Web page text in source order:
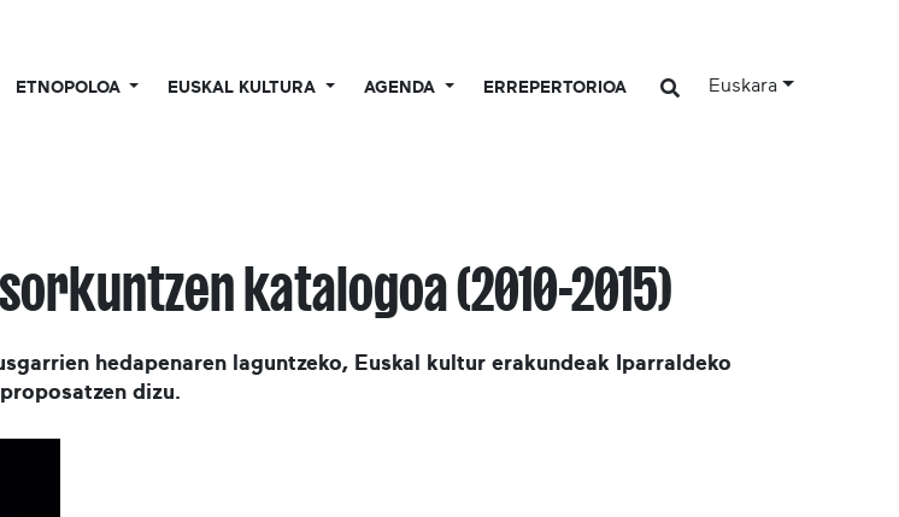
ETNOPOLOA EUSKAL KULTURA AGENDA ERREPERTORIOA Euskara
katalogoa (2010-2015)
hedapenaren laguntzeko, Euskal kultur erakundeak Iparraldeko
dizu.